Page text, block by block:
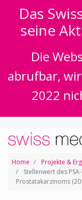
Das
seine
Die
abrufbar,
2022
Home
Projekte &
Stellenwert des
Prostatakarzinoms